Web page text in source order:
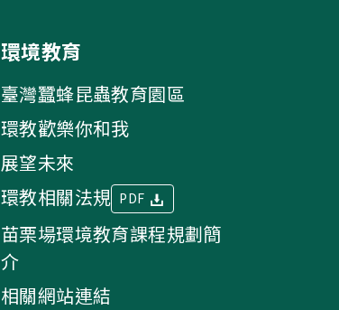
環境教育
臺灣蠶蜂昆蟲教育園區
環教歡樂你和我
展望未來
環教相關法規 PDF
苗栗場環境教育課程規劃簡
介
相關網站連結